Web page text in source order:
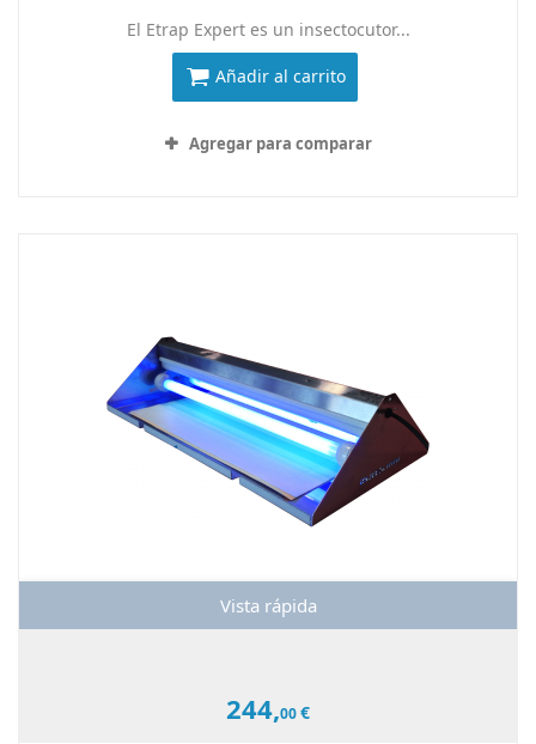
El Etrap Expert es un insectocutor...
Añadir al carrito
Agregar para comparar
Vista rápida
244,00€